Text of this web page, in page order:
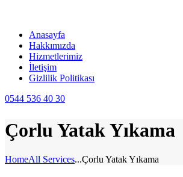
Anasayfa
Hakkımızda
Hizmetlerimiz
İletişim
Gizlilik Politikası
0544 536 40 30
Çorlu Yatak Yıkama
HomeAll Services...Çorlu Yatak Yıkama